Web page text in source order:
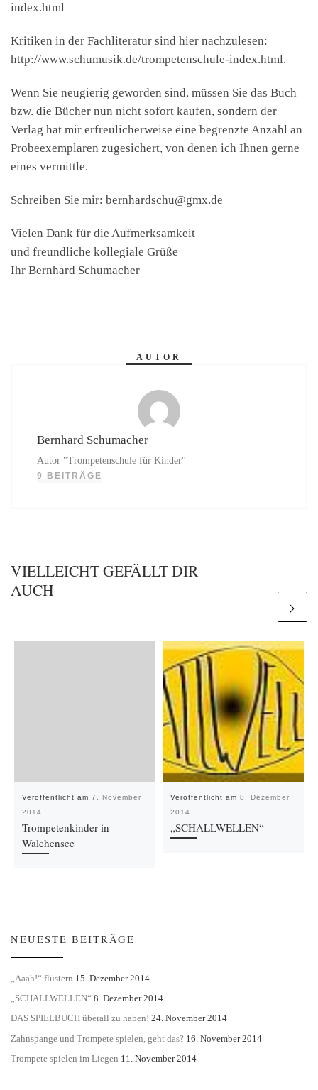
index.html
Kritiken in der Fachliteratur sind hier nachzulesen:
http://www.schumusik.de/trompetenschule-index.html.
Wenn Sie neugierig geworden sind, müssen Sie das Buch
bzw. die Bücher nun nicht sofort kaufen, sondern der
Verlag hat mir erfreulicherweise eine begrenzte Anzahl an
Probeexemplaren zugesichert, von denen ich Ihnen gerne
eines vermittle.
Schreiben Sie mir: bernhardschu@gmx.de
Vielen Dank für die Aufmerksamkeit
und freundliche kollegiale Grüße
Ihr Bernhard Schumacher
AUTOR
Bernhard Schumacher
Autor "Trompetenschule für Kinder"
9 BEITRÄGE
VIELLEICHT GEFÄLLT DIR
AUCH
Veröffentlicht am 7. November
2014
Trompetenkinder in
Walchensee
Veröffentlicht am 8. Dezember
2014
„SCHALLWELLEN“
NEUESTE BEITRÄGE
„Aaah!“ flüstern 15. Dezember 2014
„SCHALLWELLEN“ 8. Dezember 2014
DAS SPIELBUCH überall zu haben! 24. November 2014
Zahnspange und Trompete spielen, geht das? 16. November 2014
Trompete spielen im Liegen 11. November 2014